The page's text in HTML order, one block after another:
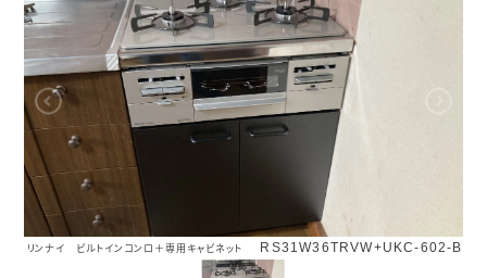
リンナイ ビルトインコンロ＋専用キャビネット RS31W36TRVW+UKC-602-B